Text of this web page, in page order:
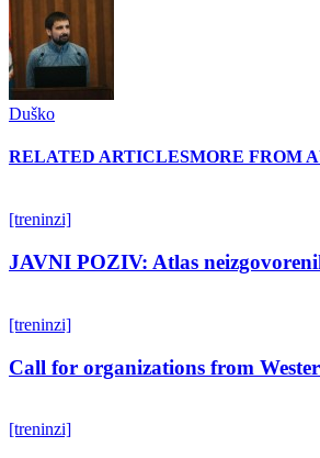
Duško
RELATED ARTICLESMORE FROM
[treninzi]
JAVNI POZIV: Atlas
[treninzi]
Call for organizations from
[treninzi]